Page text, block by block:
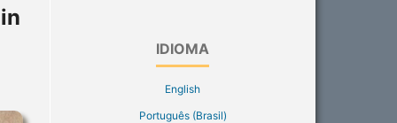
IDIOMA
English
Português (Brasil)